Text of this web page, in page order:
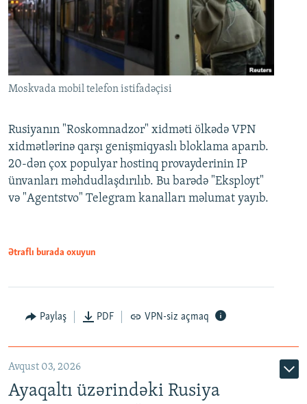
Moskvada mobil telefon istifadəçisi
Rusiyanın "Roskomnadzor" xidməti ölkədə VPN
xidmətlərinə qarşı genişmiqyaslı bloklama aparıb.
20-dən çox populyar hostinq provayderinin IP
ünvanları məhdudlaşdırılıb. Bu barədə "Eksployt"
və "Agentstvo" Telegram kanalları məlumat yayıb.
Ətraflı burada oxuyun
Paylaş PDF VPN-siz açmaq
Avqust 03, 2026
Ayaqaltı üzərindəki Rusiya